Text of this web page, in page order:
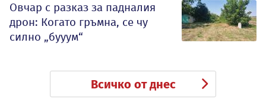
Овчар с разказ за падналия
дрон: Когато гръмна, се чу
силно „бууум“
Всичко от днес